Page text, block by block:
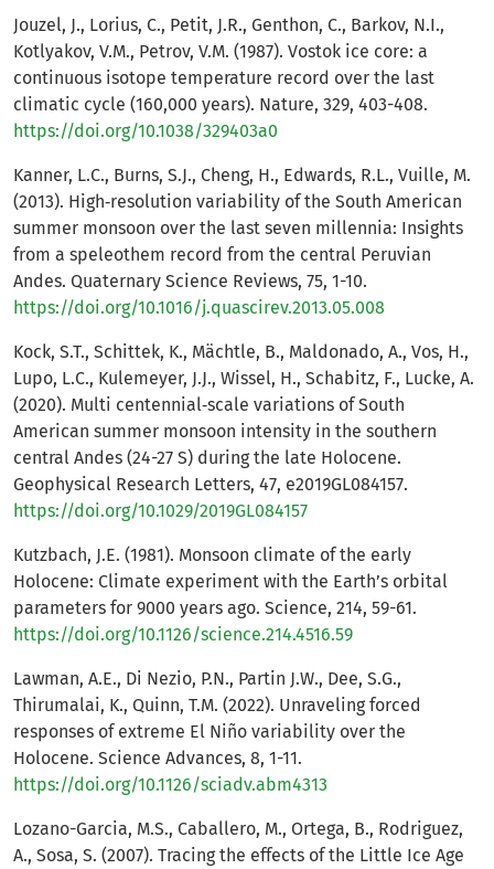
Jouzel, J., Lorius, C., Petit, J.R., Genthon, C., Barkov, N.I.,
Kotlyakov, V.M., Petrov, V.M. (1987). Vostok ice core: a
continuous isotope temperature record over the last
climatic cycle (160,000 years). Nature, 329, 403-408.
https://doi.org/10.1038/329403a0
Kanner, L.C., Burns, S.J., Cheng, H., Edwards, R.L., Vuille, M.
(2013). High‐resolution variability of the South American
summer monsoon over the last seven millennia: Insights
from a speleothem record from the central Peruvian
Andes. Quaternary Science Reviews, 75, 1-10.
https://doi.org/10.1016/j.quascirev.2013.05.008
Kock, S.T., Schittek, K., Mächtle, B., Maldonado, A., Vos, H.,
Lupo, L.C., Kulemeyer, J.J., Wissel, H., Schabitz, F., Lucke, A.
(2020). Multi centennial‐scale variations of South
American summer monsoon intensity in the southern
central Andes (24-27 S) during the late Holocene.
Geophysical Research Letters, 47, e2019GL084157.
https://doi.org/10.1029/2019GL084157
Kutzbach, J.E. (1981). Monsoon climate of the early
Holocene: Climate experiment with the Earth’s orbital
parameters for 9000 years ago. Science, 214, 59-61.
https://doi.org/10.1126/science.214.4516.59
Lawman, A.E., Di Nezio, P.N., Partin J.W., Dee, S.G.,
Thirumalai, K., Quinn, T.M. (2022). Unraveling forced
responses of extreme El Niño variability over the
Holocene. Science Advances, 8, 1-11.
https://doi.org/10.1126/sciadv.abm4313
Lozano-Garcia, M.S., Caballero, M., Ortega, B., Rodriguez,
A., Sosa, S. (2007). Tracing the effects of the Little Ice Age